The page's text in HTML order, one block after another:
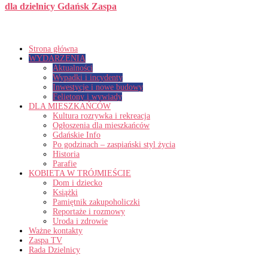
dla dzielnicy Gdańsk Zaspa
Strona główna
WYDARZENIA
Aktualności
Wypadki i incydenty
Inwestycje i nowe budowy
Felietony i wywiady
DLA MIESZKAŃCÓW
Kultura rozrywka i rekreacja
Ogłoszenia dla mieszkańców
Gdańskie Info
Po godzinach – zaspiański styl życia
Historia
Parafie
KOBIETA W TRÓJMIEŚCIE
Dom i dziecko
Książki
Pamiętnik zakupoholiczki
Reportaże i rozmowy
Uroda i zdrowie
Ważne kontakty
Zaspa TV
Rada Dzielnicy